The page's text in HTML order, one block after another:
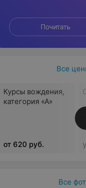
Почитать
Все
Курсы вождения,
категория «А»
от 620 руб.
Все